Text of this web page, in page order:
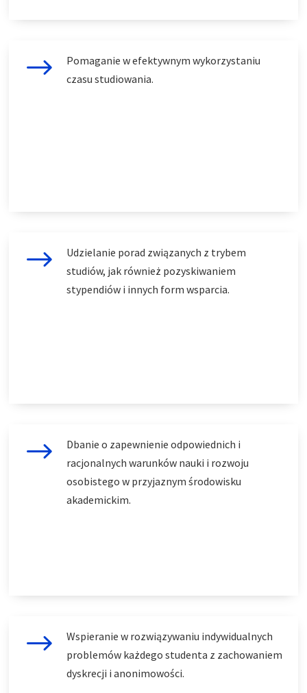
$
Pomaganie w efektywnym wykorzystaniu
czasu studiowania.
$
Udzielanie porad związanych z trybem
studiów, jak również pozyskiwaniem
stypendiów i innych form wsparcia.
$
Dbanie o zapewnienie odpowiednich i
racjonalnych warunków nauki i rozwoju
osobistego w przyjaznym środowisku
akademickim.
$
Wspieranie w rozwiązywaniu indywidualnych
problemów każdego studenta z zachowaniem
dyskrecji i anonimowości.